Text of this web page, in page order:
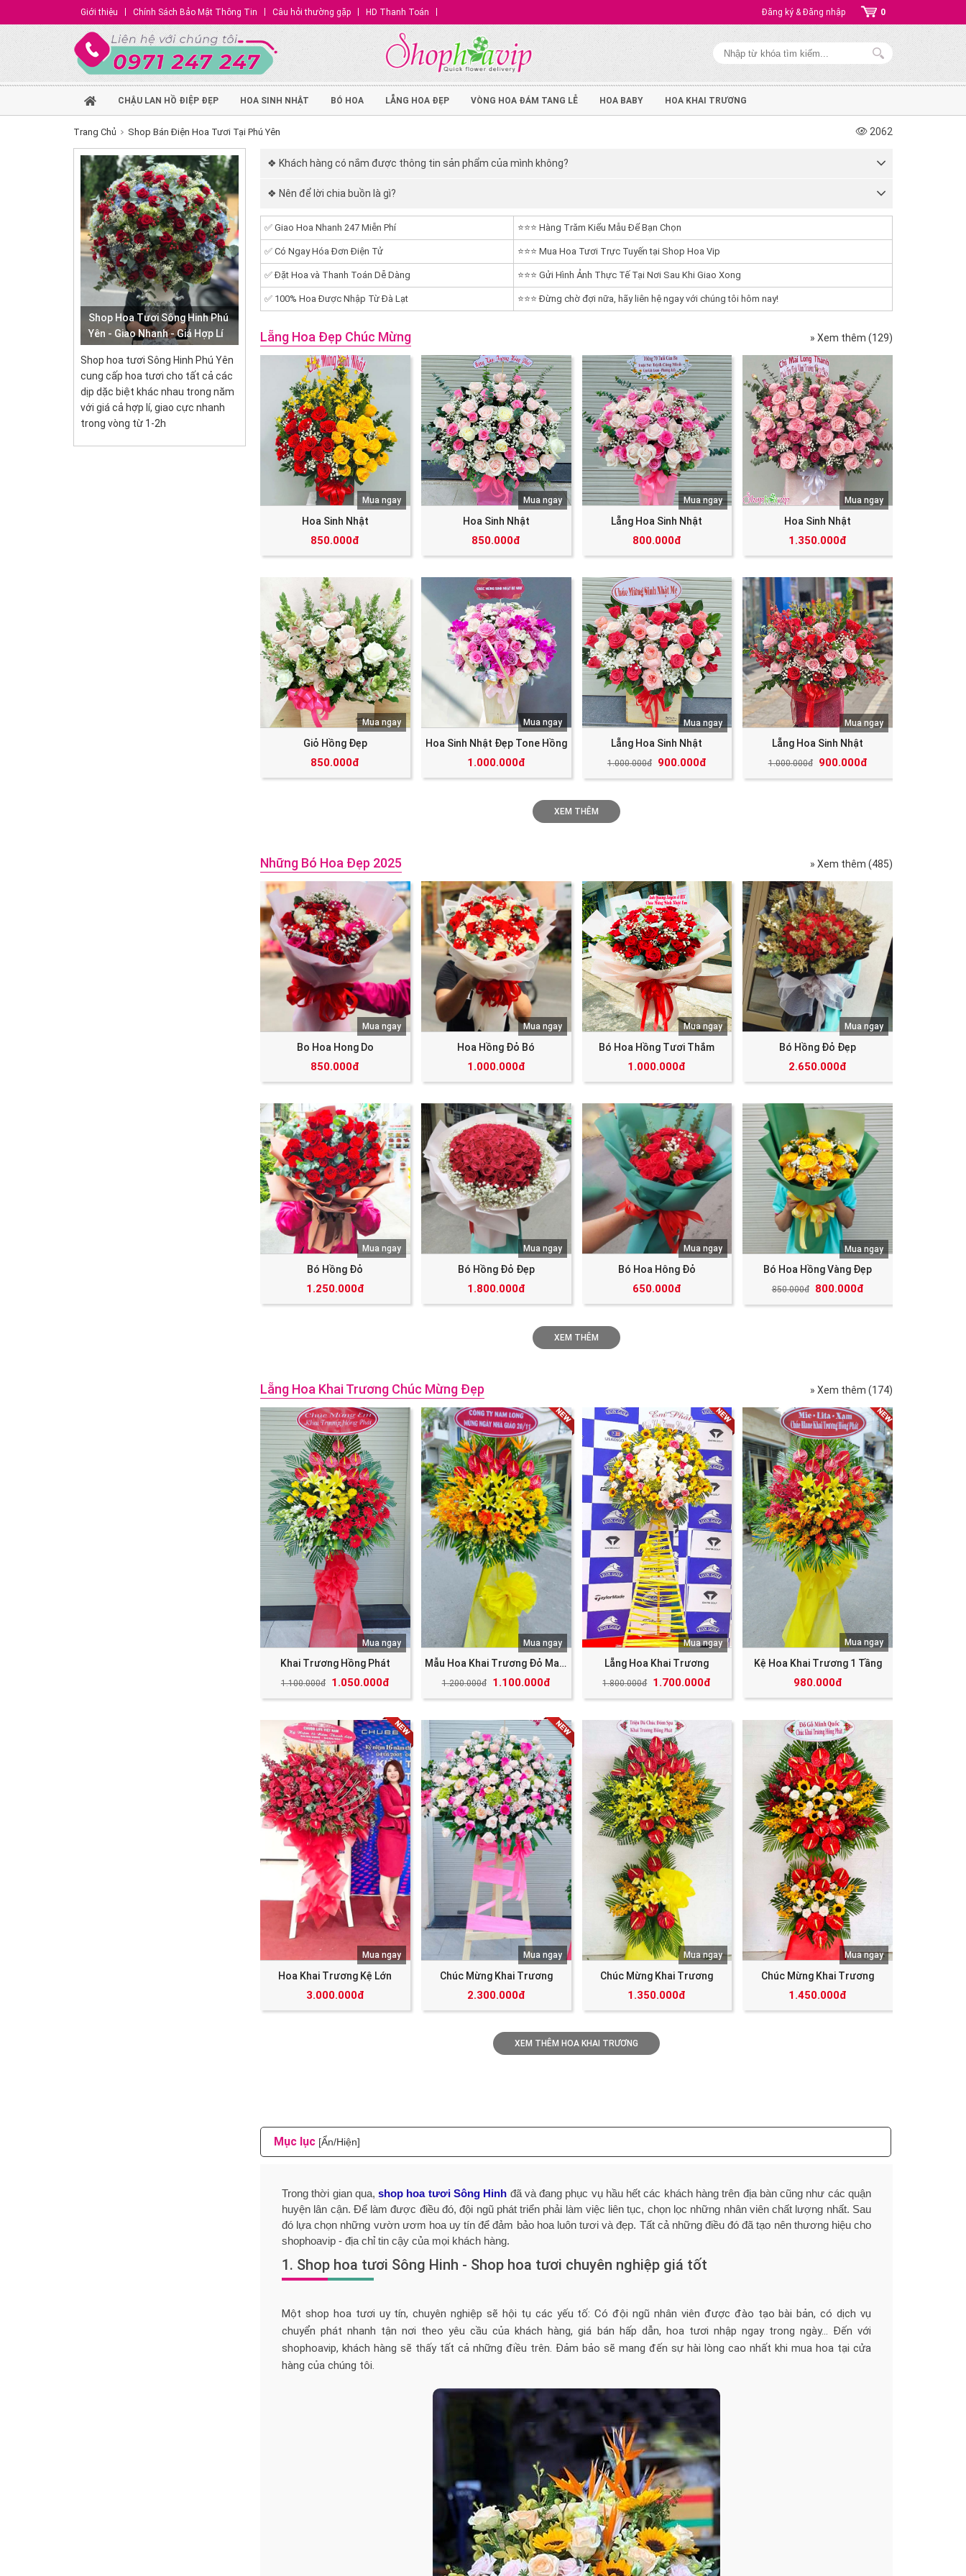
Giới thiệu Chính Sách Bảo Mật Thông Tin Câu hỏi thường gặp HD Thanh Toán Đăng ký & Đăng nhập 0
CHẬU LAN HỒ ĐIỆP ĐẸP HOA SINH NHẬT BÓ HOA LẴNG HOA ĐẸP VÒNG HOA ĐÁM TANG LỄ HOA BABY HOA KHAI TRƯƠNG
Trang Chủ Shop Bán Điện Hoa Tươi Tại Phú Yên 2062
Shop Hoa Tươi Sông Hinh Phú
Yên - Giao Nhanh - Giá Hợp Lí
Shop hoa tươi Sông Hinh Phú Yên
cung cấp hoa tươi cho tất cả các
dịp dặc biệt khác nhau trong năm
với giá cả hợp lí, giao cực nhanh
trong vòng từ 1-2h
❖ Khách hàng có nắm được thông tin sản phẩm của mình không?
❖ Nên để lời chia buồn là gì?
✅ Giao Hoa Nhanh 247 Miễn Phí ⭐⭐⭐ Hàng Trăm Kiểu Mẫu Để Bạn Chọn
✅ Có Ngay Hóa Đơn Điện Tử ⭐⭐⭐ Mua Hoa Tươi Trực Tuyến tại Shop Hoa Vip
✅ Đặt Hoa và Thanh Toán Dễ Dàng ⭐⭐⭐ Gửi Hình Ảnh Thực Tế Tại Nơi Sau Khi Giao Xong
✅ 100% Hoa Được Nhập Từ Đà Lạt ⭐⭐⭐ Đừng chờ đợi nữa, hãy liên hệ ngay với chúng tôi hôm nay!
Lẵng Hoa Đẹp Chúc Mừng » Xem thêm (129)
Hoa Sinh Nhật
850.000đ
Mua ngay
Hoa Sinh Nhật
850.000đ
Mua ngay
Lẵng Hoa Sinh Nhật
800.000đ
Mua ngay
Hoa Sinh Nhật
1.350.000đ
Mua ngay
Giỏ Hồng Đẹp
850.000đ
Mua ngay
Hoa Sinh Nhật Đẹp Tone Hồng
1.000.000đ
Mua ngay
Lẵng Hoa Sinh Nhật
1.000.000đ 900.000đ
Mua ngay
Lẵng Hoa Sinh Nhật
1.000.000đ 900.000đ
Mua ngay
XEM THÊM
Những Bó Hoa Đẹp 2025 » Xem thêm (485)
Bo Hoa Hong Do
850.000đ
Mua ngay
Hoa Hồng Đỏ Bó
1.000.000đ
Mua ngay
Bó Hoa Hồng Tươi Thắm
1.000.000đ
Mua ngay
Bó Hồng Đỏ Đẹp
2.650.000đ
Mua ngay
Bó Hồng Đỏ
1.250.000đ
Mua ngay
Bó Hồng Đỏ Đẹp
1.800.000đ
Mua ngay
Bó Hoa Hông Đỏ
650.000đ
Mua ngay
Bó Hoa Hồng Vàng Đẹp
850.000đ 800.000đ
Mua ngay
XEM THÊM
Lẵng Hoa Khai Trương Chúc Mừng Đẹp » Xem thêm (174)
Khai Trương Hồng Phát
1.100.000đ 1.050.000đ
Mua ngay
Mẫu Hoa Khai Trương Đỏ May Mắn Tài Lộc
1.200.000đ 1.100.000đ
Mua ngay
Lẵng Hoa Khai Trương
1.800.000đ 1.700.000đ
Mua ngay
Kệ Hoa Khai Trương 1 Tầng
980.000đ
Mua ngay
Hoa Khai Trương Kệ Lớn
3.000.000đ
Mua ngay
Chúc Mừng Khai Trương
2.300.000đ
Mua ngay
Chúc Mừng Khai Trương
1.350.000đ
Mua ngay
Chúc Mừng Khai Trương
1.450.000đ
Mua ngay
XEM THÊM HOA KHAI TRƯƠNG
Mục lục [Ẩn/Hiện]
Trong thời gian qua,shop hoa tươi Sông Hinh đã và đang phục vụ hầu hết các khách hàng trên địa bàn cũng như các quận
huyện lân cận. Để làm được điều đó, đội ngũ phát triển phải làm việc liên tục, chọn lọc những nhân viên chất lượng nhất. Sau
đó lựa chọn những vườn ươm hoa uy tín để đảm bảo hoa luôn tươi và đẹp. Tất cả những điều đó đã tạo nên thương hiệu cho
shophoavip - địa chỉ tin cậy của mọi khách hàng.
1. Shop hoa tươi Sông Hinh - Shop hoa tươi chuyên nghiệp giá tốt
Một shop hoa tươi uy tín, chuyên nghiệp sẽ hội tụ các yếu tố: Có đội ngũ nhân viên được đào tạo bài bản, có dịch vụ
chuyển phát nhanh tận nơi theo yêu cầu của khách hàng, giá bán hấp dẫn, hoa tươi nhập ngay trong ngày… Đến với
shophoavip, khách hàng sẽ thấy tất cả những điều trên. Đảm bảo sẽ mang đến sự hài lòng cao nhất khi mua hoa tại cửa
hàng của chúng tôi.